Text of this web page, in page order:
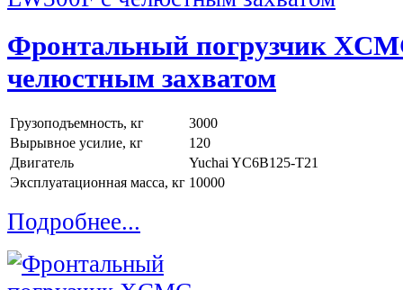
Фронтальный погрузчик
челюстным захватом
Грузоподъемность, кг
3000
Вырывное усилие, кг
120
Двигатель
Yuchai YC6B125-T21
Эксплуатационная масса, кг 10000
Подробнее...